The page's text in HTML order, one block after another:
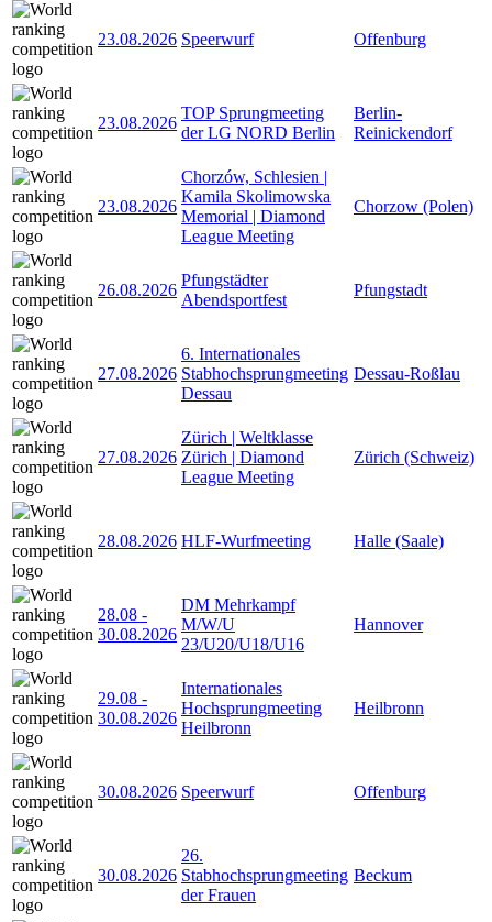
23.08.2026 Speerwurf Offenburg
23.08.2026
TOP Sprungmeeting
der LG NORD Berlin
Berlin-
Reinickendorf
23.08.2026
Chorzów, Schlesien |
Kamila Skolimowska
Memorial | Diamond
League Meeting
Chorzow (Polen)
26.08.2026
Pfungstädter
Abendsportfest
Pfungstadt
27.08.2026
6. Internationales
Stabhochsprungmeeting
Dessau
Dessau-Roßlau
27.08.2026
Zürich | Weltklasse
Zürich | Diamond
League Meeting
Zürich (Schweiz)
28.08.2026 HLF-Wurfmeeting Halle (Saale)
28.08 -
30.08.2026
DM Mehrkampf
M/W/U
23/U20/U18/U16
Hannover
29.08 -
30.08.2026
Internationales
Hochsprungmeeting
Heilbronn
Heilbronn
30.08.2026 Speerwurf Offenburg
30.08.2026
26.
Stabhochsprungmeeting
der Frauen
Beckum